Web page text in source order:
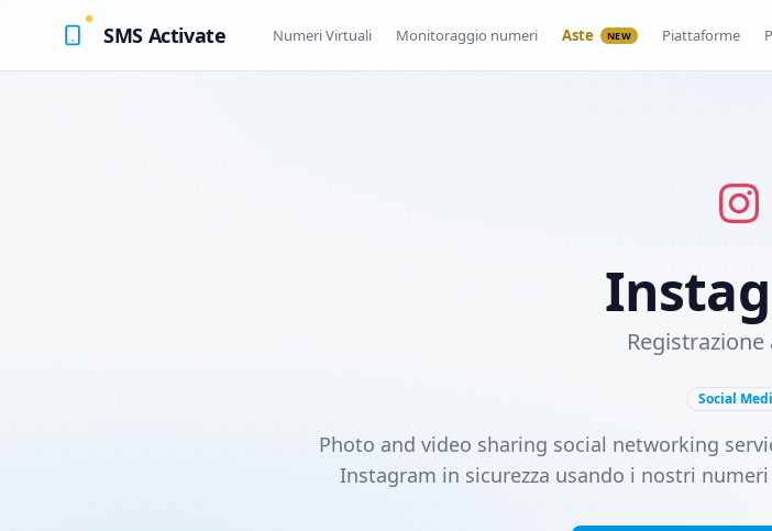
SMS Activate Numeri Virtuali Monitoraggio numeri Aste NEW Piattaforme
Social
Photo and video sharing social networking
Instagram in sicurezza usando i nostri